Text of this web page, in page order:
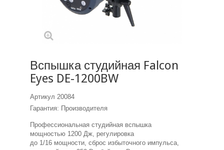
Вспышка студийная Falcon
Eyes DE-1200BW
Артикул 20084
Гарантия: Производителя
Профессиональная студийная вспышка
мощностью 1200 Дж, регулировка
до 1/16 мощности, сброс избыточного импульса,